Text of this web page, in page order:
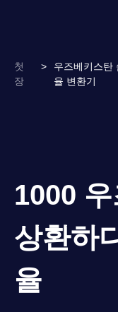
첫
장
>
우즈베키스탄
율 변환기
1000
상환하
율